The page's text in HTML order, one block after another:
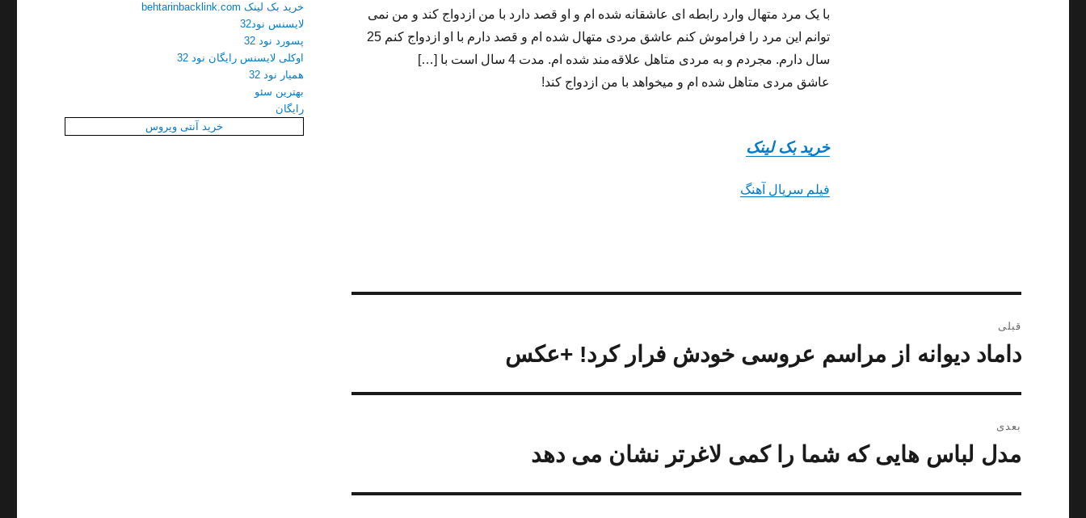
با یک مرد متهال وارد رابطه ای عاشقانه شده ام و او قصد دارد با من ازدواج کند و من نمی
توانم این مرد را فراموش کنم عاشق مردی متهال شده ام و قصد دارم با او ازدواج کنم 25
سال دارم. مجردم و به مردی متاهل علاقه مند شده ام. مدت 4 سال است با […]
عاشق مردی متاهل شده ام و میخواهد با من ازدواج کند!
خرید بک لینک
فیلم سریال آهنگ
نوشته
قبلی
نوشته
داماد دیوانه از مراسم عروسی خودش فرار کرد! +عکس
بعدی
نوشته
مدل لباس هایی که شما را کمی لاغرتر نشان می دهد
خرید بک لینک behtarinbacklink.com
لایسنس نود32
پسورد نود 32
اوکلی لایسنس رایگان نود 32
همیار نود 32
بهترین سئو
رایگان
خرید آنتی ویروس